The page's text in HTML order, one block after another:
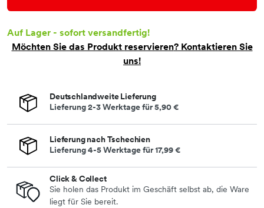
Auf Lager - sofort versandfertig!
Möchten Sie das Produkt reservieren? Kontaktieren Sie
uns!
Deutschlandweite Lieferung
Lieferung 2-3 Werktage für5,90 €
Lieferung nach Tschechien
Lieferung 4-5 Werktage für17,99 €
Click & Collect
Sie holen das Produkt im Geschäft selbst ab, die Ware
liegt für Sie bereit.